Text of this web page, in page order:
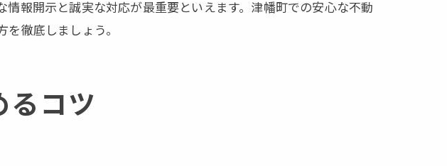
報開示と誠実な対応が最重要といえます。津幡町での安心な不動
徹底しましょう。
コツ